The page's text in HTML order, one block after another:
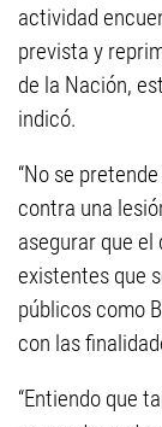
actividad
prevista y
de la Nación,
indicó.
“No se
contra una
asegurar que
existentes que
públicos como
con las
“Entiendo que